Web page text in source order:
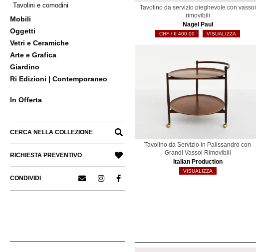
Tavolini e comodini
Mobili
Oggetti
Vetri e Ceramiche
Arte e Grafica
Giardino
Ri Edizioni | Contemporaneo
In Offerta
CERCA NELLA COLLEZIONE
RICHIESTA PREVENTIVO
CONDIVIDI
Tavolino da servizio pieghevole con vassoi
rimovibili
Nagel Paul
€ 400.00 VISUALIZZA
Tavolino da Servizio in Palissandro con
Grandi Vassoi Rimovibili
Italian Production
VISUALIZZA